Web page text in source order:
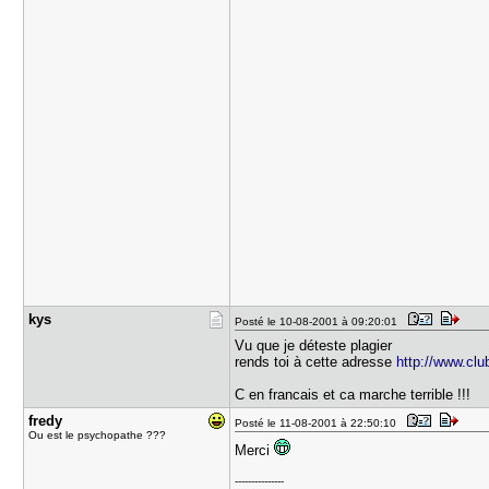
kys Posté le 10-08-2001 à 09:20:01
Vu que je déteste plagier
rends toi à cette adresse http://
C en francais et ca marche terrible !!!
fredy
Ou est le psychopathe ???
Posté le 11-08-2001 à 22:50:10
Merci
---------------